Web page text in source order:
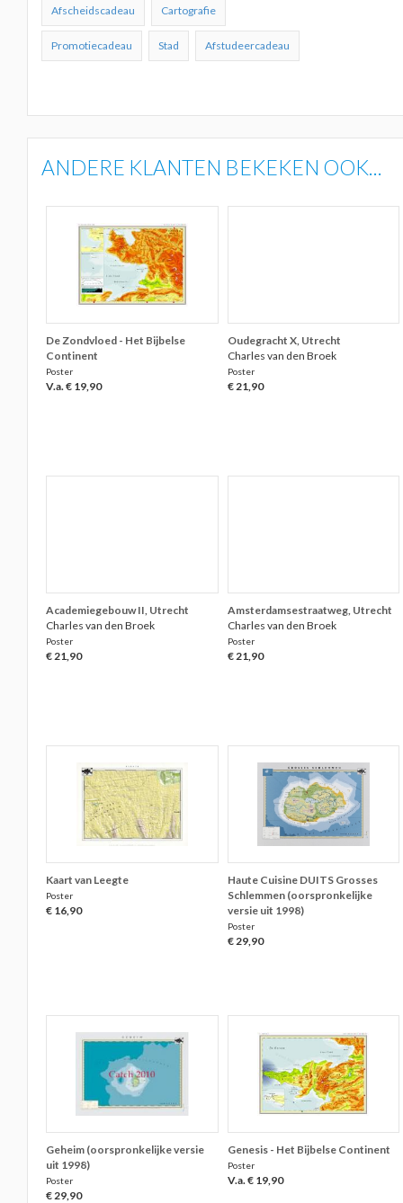
Afscheidscadeau Cartografie
Promotiecadeau Stad Afstudeercadeau
ANDERE KLANTEN BEKEKEN OOK...
De Zondvloed - Het Bijbelse
Continent
Poster
V.a. € 19,90
Oudegracht X, Utrecht
Charles van den Broek
Poster
€ 21,90
Academiegebouw II, Utrecht
Charles van den Broek
Poster
€ 21,90
Amsterdamsestraatweg, Utrecht
Charles van den Broek
Poster
€ 21,90
Kaart van Leegte
Poster
€ 16,90
Haute Cuisine DUITS Grosses
Schlemmen (oorspronkelijke
versie uit 1998)
Poster
€ 29,90
Geheim (oorspronkelijke versie
uit 1998)
Poster
€ 29,90
Genesis - Het Bijbelse Continent
Poster
V.a. € 19,90